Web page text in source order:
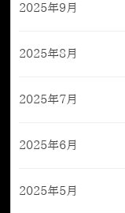
2025年9月
2025年8月
2025年7月
2025年6月
2025年5月